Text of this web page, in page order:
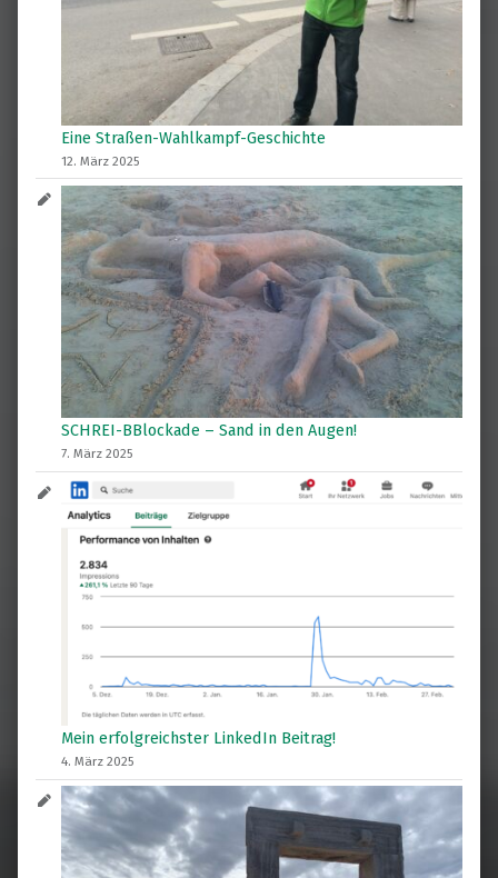
Eine Straßen-Wahlkampf-Geschichte
12. März 2025
SCHREI-BBlockade – Sand in den Augen!
7. März 2025
Mein erfolgreichster LinkedIn Beitrag!
4. März 2025